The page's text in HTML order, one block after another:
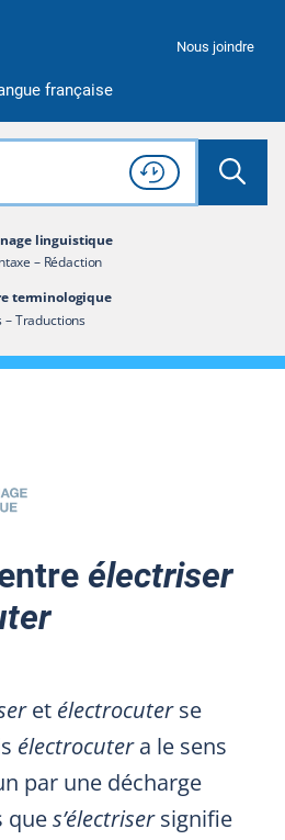
française
Nous joindre
Rechercher dans tout le site
Lancer
Consulter l'
Historique
de recherche
linguistique
– Rédaction
terminologique
– Traductions
terminologique
électriser
et électrocuterse
électrocutera le sens
par une décharge
ques’électrisersignifie